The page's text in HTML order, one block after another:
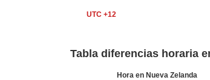
UTC +12
Tabla diferencias horaria
Hora en Nueva Zelanda